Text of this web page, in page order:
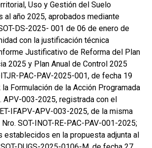
Uso y Gestión del Suelo
al año 2025, aprobados mediante
DS-2025- 001 de 06 de enero de
con la justificación técnica
Justificativo de Reforma del Plan
2025 y Plan Anual de Control 2025
ITJR-PAC-PAV-2025-001, de fecha 19
Formulación de la Acción Programada
APV-003-2025, registrada con el
IFAPV-APV-003-2025, de la misma
SOT-INOT-RE-PAC-PAV-001-2025;
establecidos en la propuesta adjunta al